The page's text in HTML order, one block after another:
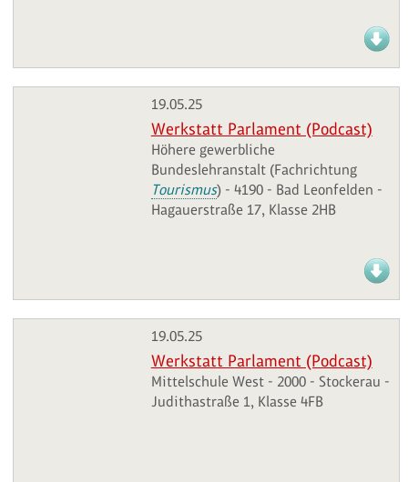
19.05.25
Werkstatt Parlament (Podcast)
Höhere gewerbliche
Bundeslehranstalt (Fachrichtung
Tourismus) - 4190 - Bad Leonfelden -
Hagauerstraße 17, Klasse 2HB
19.05.25
Werkstatt Parlament (Podcast)
Mittelschule West - 2000 - Stockerau -
Judithastraße 1, Klasse 4FB